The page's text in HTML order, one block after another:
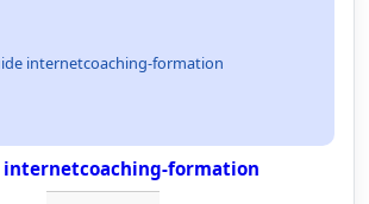
internetcoaching-formation
internetcoaching-formation